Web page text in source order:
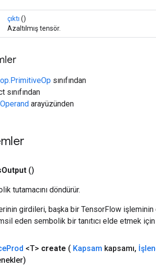
çıktı ()
Azaltılmış tensör.
sınıfından
sınıfından
arayüzünden
Output ()
tutamacını döndürür.
girdileri, başka bir TensorFlow işleminin
eden sembolik bir tanıtıcı elde etmek için
Prod <T> create ( Kapsam kapsamı,